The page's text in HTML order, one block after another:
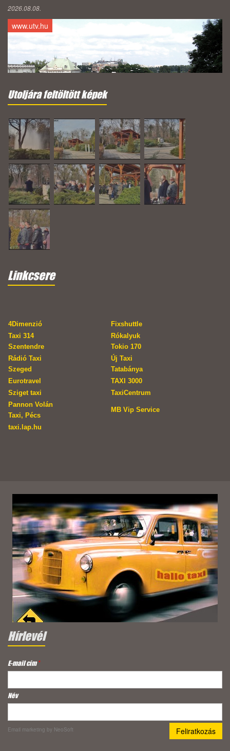
2026.08.08.
www.utv.hu
Utoljára feltöltött képek
Linkcsere
4Dimenzió
Fixshuttle
Taxi 314
Szentendre
Rókalyuk
Tokio 170
Rádió Taxi
Szeged
Új Taxi
Tatabánya
Eurotravel
TAXI 3000
Sziget taxi
TaxiCentrum
Pannon Volán
Taxi, Pécs
MB Vip Service
taxi.lap.hu
Hírlevél
E-mail cím*
Név
Email marketing by NeoSoft